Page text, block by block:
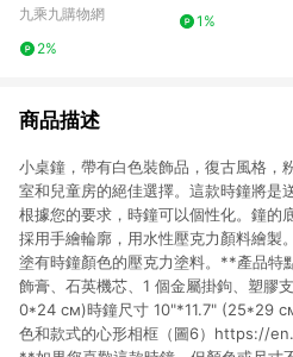
九乘九購物網
2%
1%
商品描述
小桌鐘，帶有白色裝飾品，復古風格，
室和兒童房的絕佳選擇。這款時鐘將是
根據您的要求，時鐘可以個性化。鐘的
採用手繪輪廓，用水性壓克力顏料繪製
塗有時鐘顏色的壓克力塗料。**產品特
飾膏、石英機芯、1 個金屬掛鉤、塑
0*24 см)時鐘尺寸 10"*11.7" (25*29
色和款式的心形相框（圖6）https://